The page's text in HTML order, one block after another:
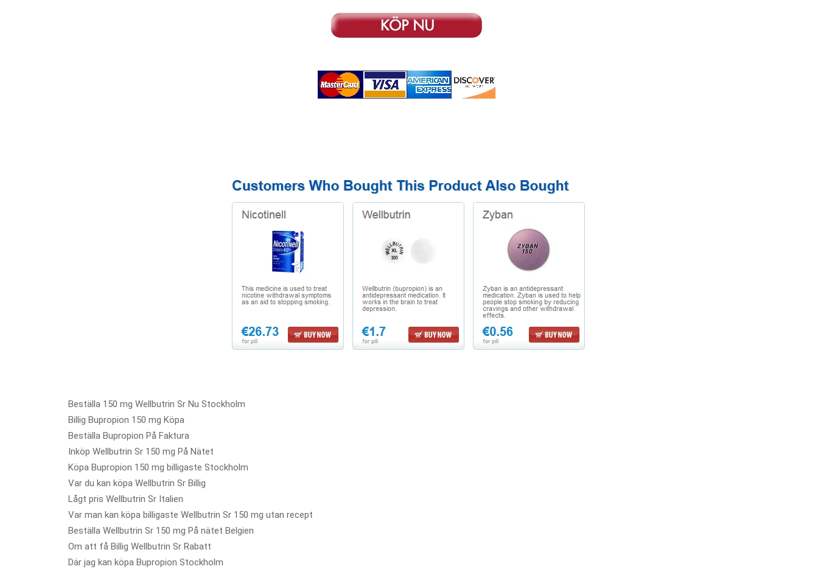
Beställa 150 mg Wellbutrin Sr Nu Stockholm
Billig Bupropion 150 mg Köpa
Beställa Bupropion På Faktura
Inköp Wellbutrin Sr 150 mg På Nätet
Köpa Bupropion 150 mg billigaste Stockholm
Var du kan köpa Wellbutrin Sr Billig
Lågt pris Wellbutrin Sr Italien
Var man kan köpa billigaste Wellbutrin Sr 150 mg utan recept
Beställa Wellbutrin Sr 150 mg På nätet Belgien
Om att få Billig Wellbutrin Sr Rabatt
Där jag kan köpa Bupropion Stockholm